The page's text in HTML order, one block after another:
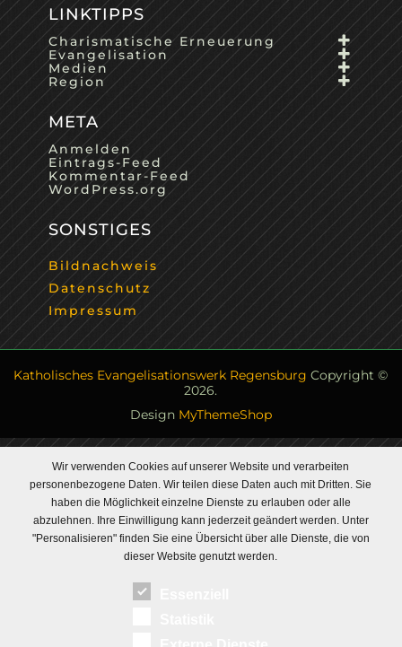
LINKTIPPS
Charismatische Erneuerung
Evangelisation
Medien
Region
META
Anmelden
Eintrags-Feed
Kommentar-Feed
WordPress.org
SONSTIGES
Bildnachweis
Datenschutz
Impressum
Katholisches Evangelisationswerk Regensburg Copyright ©
2026.
Design MyThemeShop
Wir verwenden Cookies auf unserer Website und verarbeiten
personenbezogene Daten. Wir teilen diese Daten auch mit Dritten. Sie
haben die Möglichkeit einzelne Dienste zu erlauben oder alle
abzulehnen. Ihre Einwilligung kann jederzeit geändert werden. Unter
"Personalisieren" finden Sie eine Übersicht über alle Dienste, die von
dieser Website genutzt werden.